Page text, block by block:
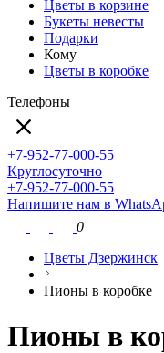
Цветы в корзине
Букеты невесты
Подарки
Кому
Цветы в коробке
Телефоны
+7-952-77-000-55
Круглосуточно
+7-952-77-000-55
Напишите нам в
0
Цветы Дзержинск
Пионы в коробке
Пионы в